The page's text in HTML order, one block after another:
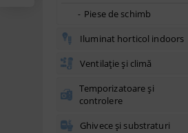
Piese de schimb
Iluminat horticol indoors
Ventilație și climă
Temporizatoare și
controlere
Ghivece și substraturi